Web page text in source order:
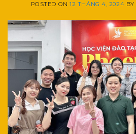
POSTED ON12 THÁNG 4, 2024 BY